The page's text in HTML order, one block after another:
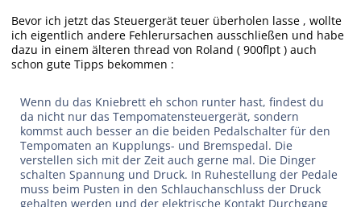
Bevor ich jetzt das Steuergerät teuer überholen lasse , wollte
ich eigentlich andere Fehlerursachen ausschließen und habe
dazu in einem älteren thread von Roland ( 900flpt ) auch
schon gute Tipps bekommen :
Wenn du das Kniebrett eh schon runter hast, findest du
da nicht nur das Tempomatensteuergerät, sondern
kommst auch besser an die beiden Pedalschalter für den
Tempomaten an Kupplungs- und Bremspedal. Die
verstellen sich mit der Zeit auch gerne mal. Die Dinger
schalten Spannung und Druck. In Ruhestellung der Pedale
muss beim Pusten in den Schlauchanschluss der Druck
gehalten werden und der elektrische Kontakt Durchgang